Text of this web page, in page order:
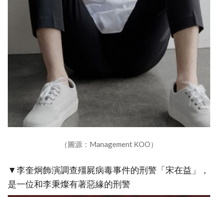
（圖源：Management KOO）
▼李奎炯飾演調查殭屍病毒事件的刑警「宋在益」，
是一位和李秉燦有著惡緣的刑警